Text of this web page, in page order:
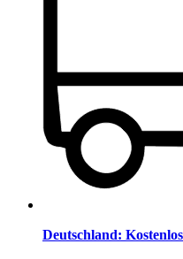
Deutschland: